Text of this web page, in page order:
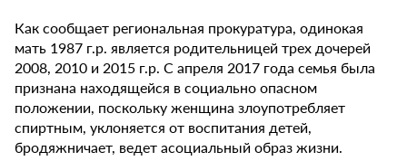
Как сообщает региональная прокуратура, одинокая
мать 1987 г.р. является родительницей трех дочерей
2008, 2010 и 2015 г.р. С апреля 2017 года семья была
признана находящейся в социально опасном
положении, поскольку женщина злоупотребляет
спиртным, уклоняется от воспитания детей,
бродяжничает, ведет асоциальный образ жизни.